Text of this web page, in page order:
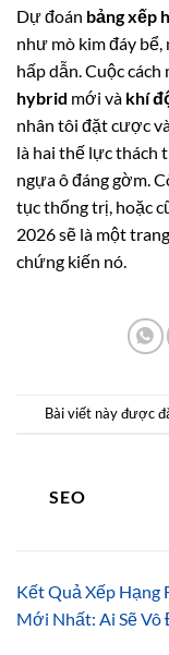
Dự đoán bảng xếp
như mò kim đáy
hấp dẫn. Cuộc cách
hybrid mới và khí
nhân tôi đặt cược
là hai thế lực thách
ngựa ô đáng gờm.
tục thống trị, hoặc
2026 sẽ là một
chứng kiến nó.
Bài viết này được
SEO
Kết Quả Xếp Hạng
Mới Nhất: Ai Sẽ Vô